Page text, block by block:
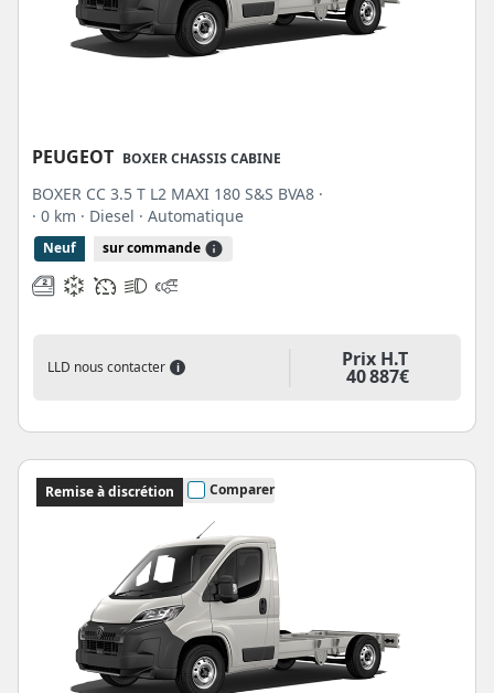
PEUGEOT BOXER CHASSIS CABINE
BOXER CC 3.5 T L2 MAXI 180 S&S BVA8 ·
· 0 km · Diesel · Automatique
Neuf sur commande
LLD nous contacter i Prix H.T
40 887€
Remise à discrétion Comparer